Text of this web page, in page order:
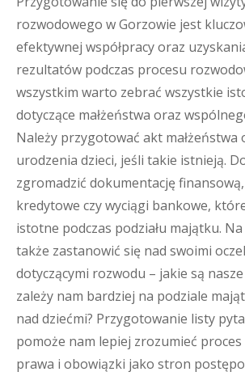
rozwodowego w Gorzowie jest
efektywnej współpracy oraz
rezultatów podczas procesu
wszystkim warto zebrać wszystkie
dotyczące małżeństwa oraz
Należy przygotować akt małżeństwa
urodzenia dzieci, jeśli takie istnieją.
zgromadzić dokumentację
kredytowe czy wyciągi bankowe,
istotne podczas podziału majątku.
także zastanowić się nad swoimi
dotyczącymi rozwodu – jakie są
zależy nam bardziej na podziale
nad dziećmi? Przygotowanie listy
pomoże nam lepiej zrozumieć proces
prawa i obowiązki jako stron